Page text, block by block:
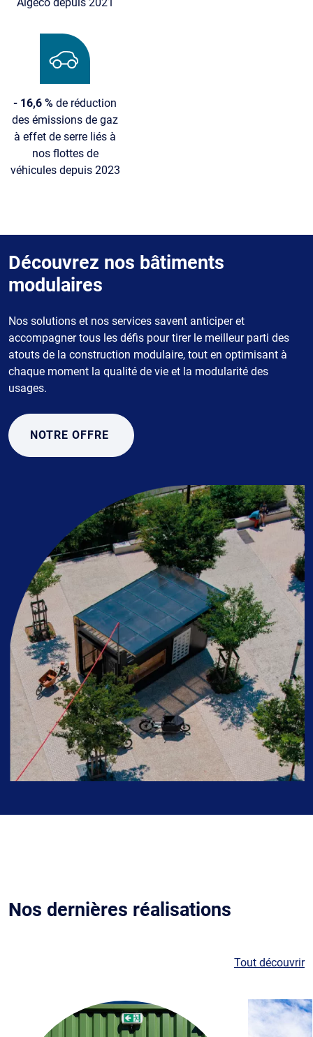
Algeco depuis 2021
- 16,6 % de réduction
des émissions de gaz
à effet de serre liés à
nos flottes de
véhicules depuis 2023
Découvrez nos bâtiments
modulaires
Nos solutions et nos services savent anticiper et
accompagner tous les défis pour tirer le meilleur parti des
atouts de la construction modulaire, tout en optimisant à
chaque moment la qualité de vie et la modularité des
usages.
NOTRE OFFRE
Nos dernières réalisations
Tout découvrir